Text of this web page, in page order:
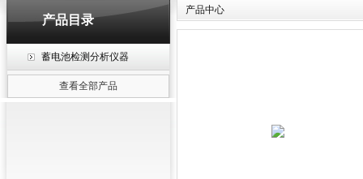
产品目录
蓄电池检测分析仪器
查看全部产品
产品中心